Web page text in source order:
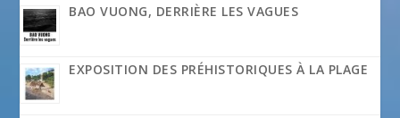
BAO VUONG, DERRIÈRE LES VAGUES
EXPOSITION DES PRÉHISTORIQUES À LA PLAGE